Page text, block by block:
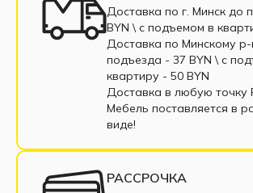
Трёхместные диван
Софа
Диваны с
Диваны пантограф
Диваны с пружинным блоком
Маленькие диваны
Большие
Доставка по г. Минск до
BYN \ c подъемом в
Доставка по Минскому
подъезда - 37 BYN \ c
квартиру - 50 BYN
Доставка в любую точку
Мебель поставляется в
виде!
РАССРОЧКА